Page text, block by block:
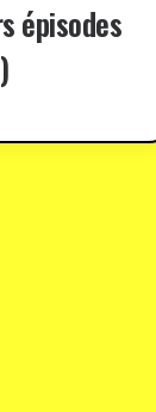
épisodes